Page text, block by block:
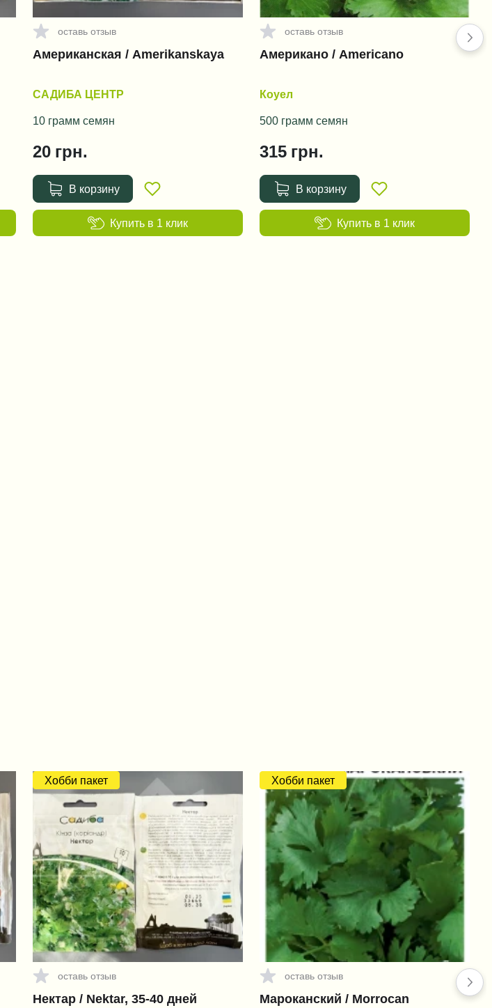
оставь отзыв
Американская / Amerikanskaya
САДИБА ЦЕНТР
10 грамм семян
20 грн.
В корзину
Купить в 1 клик
оставь отзыв
Американо / Americano
Коуел
500 грамм семян
315 грн.
В корзину
Купить в 1 клик
Хобби пакет
оставь отзыв
Нектар / Nektar, 35-40 дней
Хобби пакет
оставь отзыв
Мароканский / Morrocan